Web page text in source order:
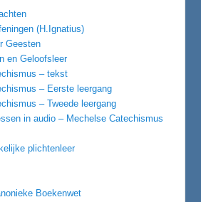
(H.Ignatius)
Geesten
en Geloofsleer
– tekst
– Eerste leergang
– Tweede leergang
in audio – Mechelse Catechismus
plichtenleer
Boekenwet